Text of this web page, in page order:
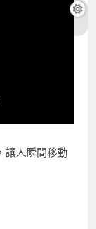
讓人瞬間移動